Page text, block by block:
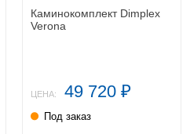
Каминокомплект Dimplex
Verona
ЦЕНА: 49 720 ₽
Под заказ